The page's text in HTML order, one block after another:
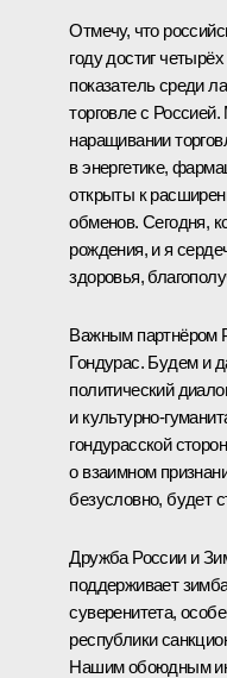
Отмечу, что
году достиг
показатель среди
торговле с
наращивании
в энергетике,
открыты к
обменов. Сегодня,
рождения, и я
здоровья,
Важным партнёром
Гондурас. Будем и
политический
и культурно-
гондурасской
о взаимном
безусловно, будет
Дружба России и
поддерживает
суверенитета,
республики
Нашим обоюдным